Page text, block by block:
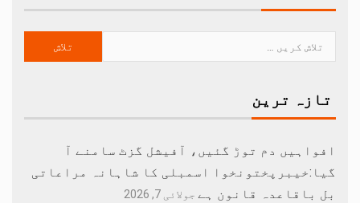
تازہ ترین
افواہیں دم توڑ گئیں، آفیشل گزٹ سامنے آ
گیا:خیبرپختونخوا اسمبلی کا شاہانہ مراعاتی
بل باقاعدہ قانون ہے جولائی 7, 2026